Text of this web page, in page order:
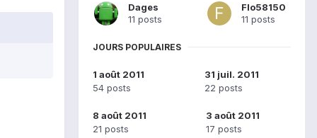
Dages
11 posts
Flo58150
11 posts
JOURS POPULAIRES
1 août 2011
54 posts
31 juil. 2011
22 posts
8 août 2011
21 posts
3 août 2011
17 posts